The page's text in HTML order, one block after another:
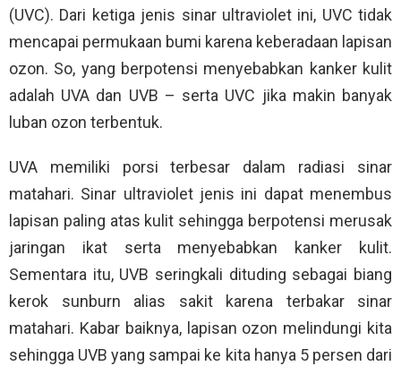
(UVC). Dari ketiga jenis sinar ultraviolet ini, UVC tidak
mencapai permukaan bumi karena keberadaan lapisan
ozon. So, yang berpotensi menyebabkan kanker kulit
adalah UVA dan UVB – serta UVC jika makin banyak
luban ozon terbentuk.
UVA memiliki porsi terbesar dalam radiasi sinar
matahari. Sinar ultraviolet jenis ini dapat menembus
lapisan paling atas kulit sehingga berpotensi merusak
jaringan ikat serta menyebabkan kanker kulit.
Sementara itu, UVB seringkali dituding sebagai biang
kerok sunburn alias sakit karena terbakar sinar
matahari. Kabar baiknya, lapisan ozon melindungi kita
sehingga UVB yang sampai ke kita hanya 5 persen dari